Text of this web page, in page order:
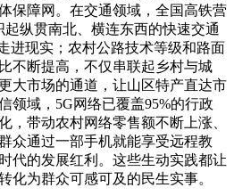
保障网。在交通领域，全国高铁营
起纵贯南北、横连东西的快速交通
进现实；农村公路技术等级和路面
不断提高，不仅串联起乡村与城
大市场的通道，让山区特产直达市
领域， 5G网络已覆盖95%的行政
，带动农村网络零售额不断上涨、
众通过一部手机就能享受远程教
代的发展红利。这些生动实践都让
化为群众可感可及的民生实事。